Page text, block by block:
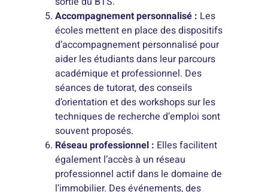
Accompagnement personnalisé : Les
écoles mettent en place des dispositifs
d’accompagnement personnalisé pour
aider les étudiants dans leur parcours
académique et professionnel. Des
séances de tutorat, des conseils
d’orientation et des workshops sur les
techniques de recherche d’emploi sont
souvent proposés.
Réseau professionnel : Elles facilitent
également l’accès à un réseau
professionnel actif dans le domaine de
l’immobilier. Des événements, des